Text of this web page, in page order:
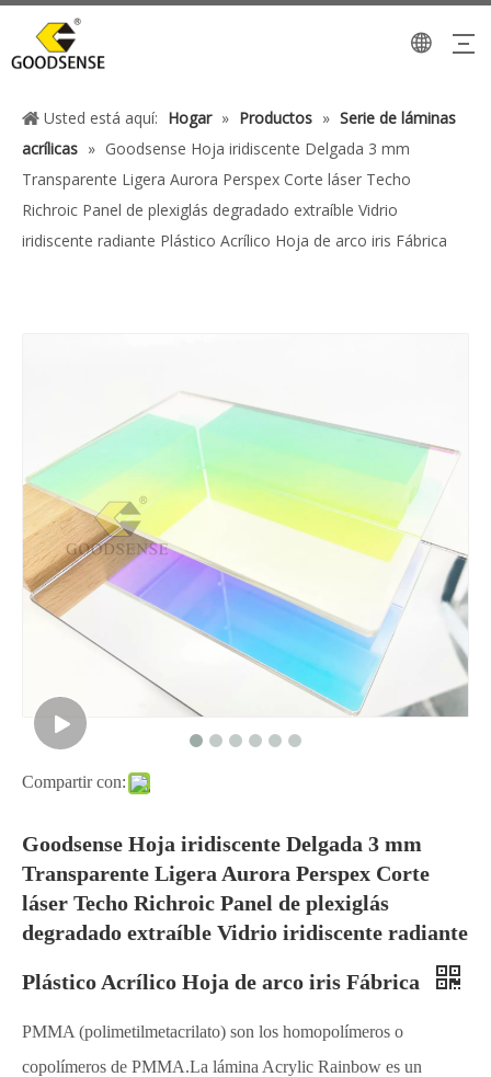
Usted está aquí: Hogar » Productos » Serie de láminas
acrílicas » Goodsense Hoja iridiscente Delgada 3 mm
Transparente Ligera Aurora Perspex Corte láser Techo
Richroic Panel de plexiglás degradado extraíble Vidrio
iridiscente radiante Plástico Acrílico Hoja de arco iris Fábrica
Compartir con:
Goodsense Hoja iridiscente Delgada 3 mm
Transparente Ligera Aurora Perspex Corte
láser Techo Richroic Panel de plexiglás
degradado extraíble Vidrio iridiscente radiante
Plástico Acrílico Hoja de arco iris Fábrica
PMMA (polimetilmetacrilato) son los homopolímeros o
copolímeros de PMMA.La lámina Acrylic Rainbow es un